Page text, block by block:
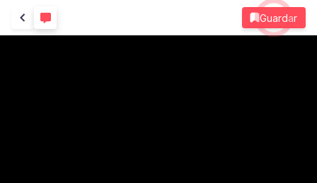
Guardar